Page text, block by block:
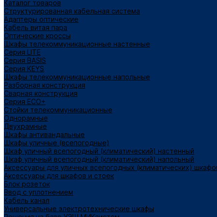
Каталог товаров
Структурированная кабельная система
Адаптеры оптические
Кабель витая пара
Оптические кроссы
Шкафы телекоммуникационные настенные
Cерия LITE
Cерия BASIS
Cерия KEYS
Шкафы телекоммуникационные напольные
Разборная конструкция
Сварная конструкция
Серия ECO+
Стойки телекоммуникационные
Однорамные
Двухрамные
Шкафы антивандальные
Шкафы уличные (всепогодные)
Шкаф уличный всепогодный (климатический) настенный
Шкаф уличный всепогодный (климатический) напольный
Аксессуары для уличных всепогодных (климатических)
Аксессуары для шкафов и стоек
Блок розеток
Ввод с уплотнением
Кабель канал
Универсальные электротехнические шкафы